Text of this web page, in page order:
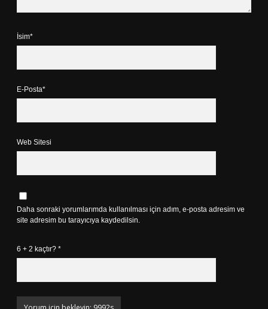
İsim*
E-Posta*
Web Sitesi
Daha sonraki yorumlarımda kullanılması için adım, e-posta adresim ve
site adresim bu tarayıcıya kaydedilsin.
6 + 2 kaçtır? *